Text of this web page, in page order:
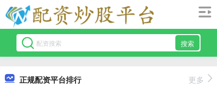
搜索
正规配资平台排行 更多